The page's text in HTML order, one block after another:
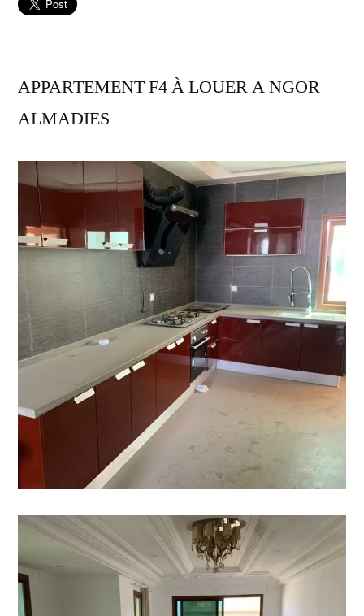
APPARTEMENT F4 À LOUER A NGOR
ALMADIES